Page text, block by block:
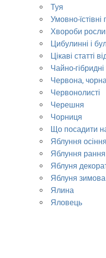
Туя
Умовно-їстівні
Хвороби
Цибулинні і
Цікаві статті
Чайно-
Червона,
Червонолисті
Черешня
Чорниця
Що посадити
Яблуння осіння
Яблуння рання
Яблуня
Яблуня зимова
Ялина
Яловець